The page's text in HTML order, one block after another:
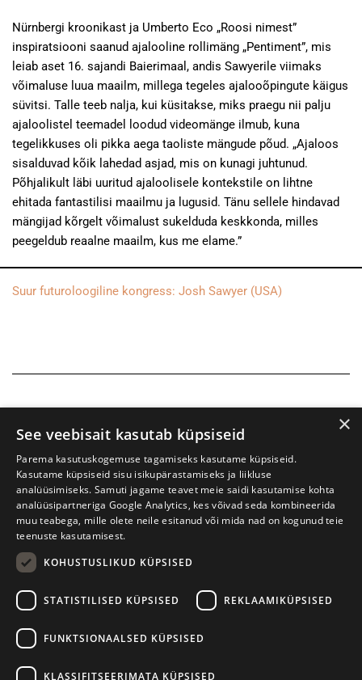
Nürnbergi kroonikast ja Umberto Eco „Roosi nimest”
inspiratsiooni saanud ajalooline rollimäng „Pentiment”, mis
leiab aset 16. sajandi Baierimaal, andis Sawyerile viimaks
võimaluse luua maailm, millega tegeles ajalooõpingute käigus
süvitsi. Talle teeb nalja, kui küsitakse, miks praegu nii palju
ajaloolistel teemadel loodud videomänge ilmub, kuna
tegelikkuses oli pikka aega taoliste mängude põud. „Ajaloos
sisalduvad kõik lahedad asjad, mis on kunagi juhtunud.
Põhjalikult läbi uuritud ajaloolisele kontekstile on lihtne
ehitada fantastilisi maailmu ja lugusid. Tänu sellele hindavad
mängijad kõrgelt võimalust sukelduda keskkonda, milles
peegeldub reaalne maailm, kus me elame.”
Suur futuroloogiline kongress: Josh Sawyer (USA)
Prima Vista kirjandusfestival
+372 56906836
×
See veebisait kasutab küpsiseid
Parema kasutuskogemuse tagamiseks kasutame küpsiseid.
Kasutame küpsiseid sisu isikupärastamiseks ja liikluse
analüüsimiseks. Samuti jagame teavet meie saidi kasutamise kohta
analüüsipartneriga Google Analytics, kes võivad seda kombineerida
muu teabega, mille olete neile esitanud või mida nad on kogunud teie
teenuste kasutamisest.
KOHUSTUSLIKUD KÜPSISED
STATISTILISED KÜPSISED REKLAAMIKÜPSISED
FUNKTSIONAALSED KÜPSISED
KLASSIFITSEERIMATA KÜPSISED